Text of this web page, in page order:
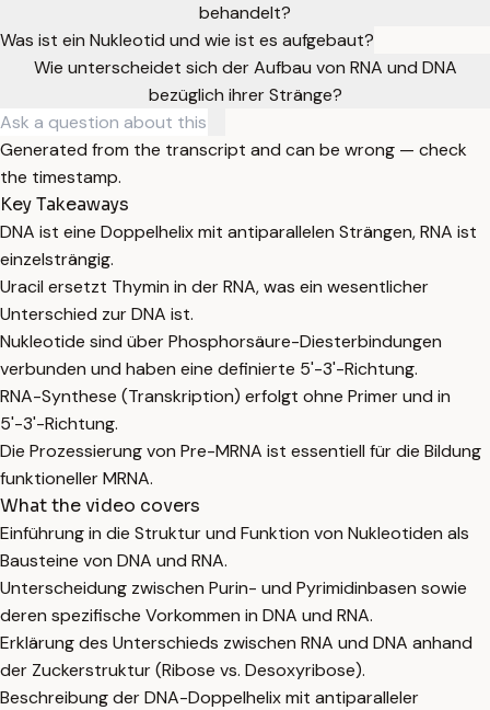
behandelt?
Was ist ein Nukleotid und wie ist es aufgebaut?
Wie unterscheidet sich der Aufbau von RNA und DNA
bezüglich ihrer Stränge?
Generated from the transcript and can be wrong — check
the timestamp.
Key Takeaways
DNA ist eine Doppelhelix mit antiparallelen Strängen, RNA ist
einzelsträngig.
Uracil ersetzt Thymin in der RNA, was ein wesentlicher
Unterschied zur DNA ist.
Nukleotide sind über Phosphorsäure-Diesterbindungen
verbunden und haben eine definierte 5'-3'-Richtung.
RNA-Synthese (Transkription) erfolgt ohne Primer und in
5'-3'-Richtung.
Die Prozessierung von Pre-MRNA ist essentiell für die Bildung
funktioneller MRNA.
What the video covers
Einführung in die Struktur und Funktion von Nukleotiden als
Bausteine von DNA und RNA.
Unterscheidung zwischen Purin- und Pyrimidinbasen sowie
deren spezifische Vorkommen in DNA und RNA.
Erklärung des Unterschieds zwischen RNA und DNA anhand
der Zuckerstruktur (Ribose vs. Desoxyribose).
Beschreibung der DNA-Doppelhelix mit antiparalleler